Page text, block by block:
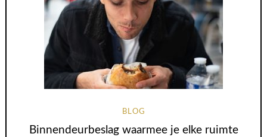
BLOG
Binnendeurbeslag waarmee je elke ruimte